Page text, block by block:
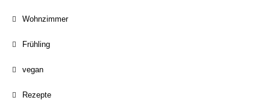
Wohnzimmer
Frühling
vegan
Rezepte